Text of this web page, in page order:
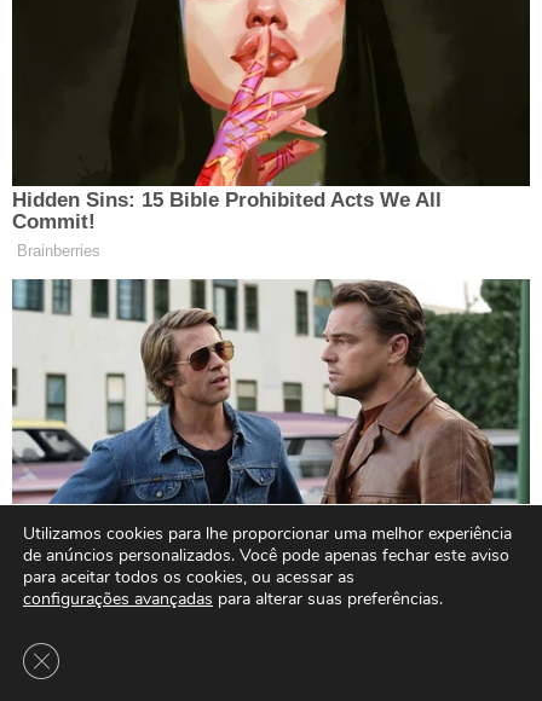
Utilizamos cookies para lhe proporcionar uma melhor experiência
de anúncios personalizados. Você pode apenas fechar este aviso
para aceitar todos os cookies, ou acessar as
configurações avançadas para alterar suas preferências.
Close GDPR Cookie Banner